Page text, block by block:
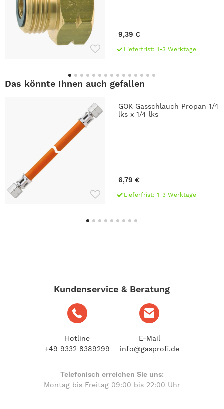
9,39 €
Lieferfrist: 1-3 Werktage
Das könnte Ihnen auch gefallen
GOK Gasschlauch Propan 1/4
lks x 1/4 lks
6,79 €
Lieferfrist: 1-3 Werktage
Kundenservice & Beratung
Hotline
+49 9332 8389299
E-Mail
info@gasprofi.de
Telefonisch erreichen Sie uns:
Montag bis Freitag 09:00 bis 22:00 Uhr